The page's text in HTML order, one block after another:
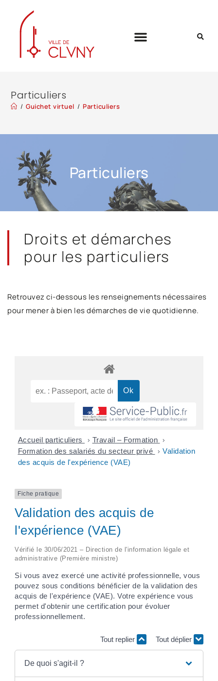
Particuliers
/ Guichet virtuel / Particuliers
Particuliers
Droits et démarches
pour les particuliers
Retrouvez ci-dessous les renseignements nécessaires
pour mener à bien les démarches de vie quotidienne.
Accueil particuliers > Travail – Formation >
Formation des salariés du secteur privé > Validation
des acquis de l'expérience (VAE)
Fiche pratique
Validation des acquis de
l'expérience (VAE)
Vérifié le 30/06/2021 – Direction de l'information légale et
administrative (Première ministre)
Si vous avez exercé une activité professionnelle, vous
pouvez sous conditions bénéficier de la validation des
acquis de l'expérience (VAE). Votre expérience vous
permet d'obtenir une certification pour évoluer
professionnellement.
Tout replier Tout déplier
De quoi s'agit-il ?